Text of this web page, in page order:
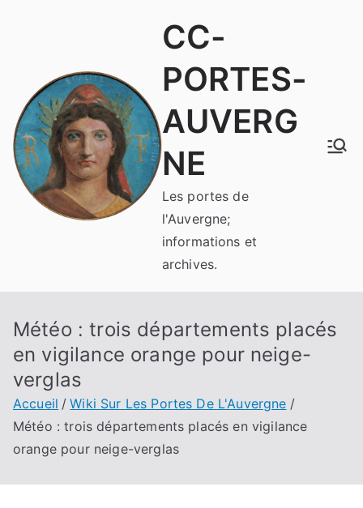
CC-
PORTES-
AUVERG
NE
Les portes de
l'Auvergne;
informations et
archives.
Météo : trois départements placés
en vigilance orange pour neige-
verglas
Accueil
Wiki Sur Les Portes De L'Auvergne
Météo : trois départements placés en vigilance
orange pour neige-verglas